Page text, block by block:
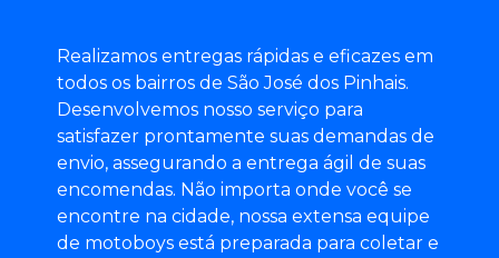
Realizamos entregas rápidas e eficazes em
todos os bairros de São José dos Pinhais.
Desenvolvemos nosso serviço para
satisfazer prontamente suas demandas de
envio, assegurando a entrega ágil de suas
encomendas. Não importa onde você se
encontre na cidade, nossa extensa equipe
de motoboys está preparada para coletar e